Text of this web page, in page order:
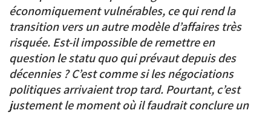
économiquement vulnérables, ce qui rend la
transition vers un autre modèle d’affaires très
risquée. Est-il impossible de remettre en
question le statu quo qui prévaut depuis des
décennies ? C’est comme si les négociations
politiques arrivaient trop tard. Pourtant, c’est
justement le moment où il faudrait conclure un